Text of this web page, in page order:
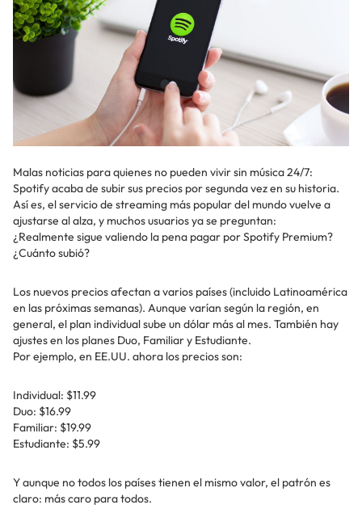
Malas noticias para quienes no pueden vivir sin música 24/7:
Spotify acaba de subir sus precios por segunda vez en su historia.
Así es, el servicio de streaming más popular del mundo vuelve a
ajustarse al alza, y muchos usuarios ya se preguntan:
¿Realmente sigue valiendo la pena pagar por Spotify Premium?
¿Cuánto subió?
Los nuevos precios afectan a varios países (incluido Latinoamérica
en las próximas semanas). Aunque varían según la región, en
general, el plan individual sube un dólar más al mes. También hay
ajustes en los planes Duo, Familiar y Estudiante.
Por ejemplo, en EE.UU. ahora los precios son:
Individual: $11.99
Duo: $16.99
Familiar: $19.99
Estudiante: $5.99
Y aunque no todos los países tienen el mismo valor, el patrón es
claro: más caro para todos.